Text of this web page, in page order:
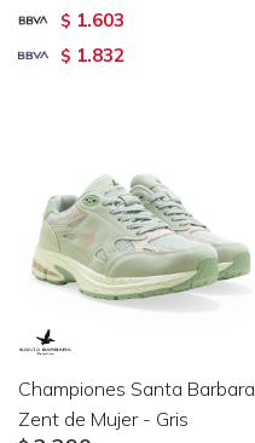
$ 1.603
$ 1.832
Championes Santa Barbara
Zent de Mujer - Gris